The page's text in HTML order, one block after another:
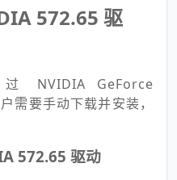
572.65 驱
NVIDIA GeForce
需要手动下载并安装，
572.65 驱动